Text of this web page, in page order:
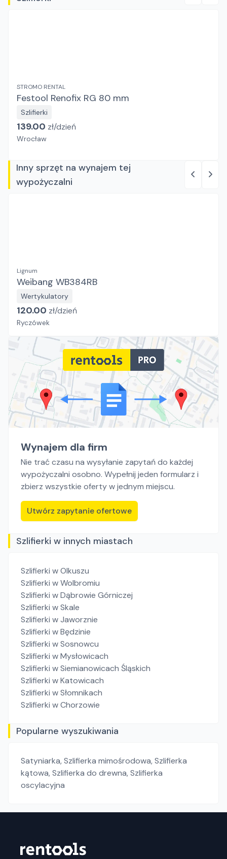
STROMO RENTAL
Festool Renofix RG 80 mm
Szlifierki
139.00 zł/dzień
Wrocław
Inny sprzęt na wynajem tej
wypożyczalni
Lignum
Weibang WB384RB
Wertykulatory
120.00 zł/dzień
Ryczówek
Wynajem dla firm
Nie trać czasu na wysyłanie zapytań do każdej
wypożyczalni osobno. Wypełnij jeden formularz i
zbierz wszystkie oferty w jednym miejscu.
Utwórz zapytanie ofertowe
Szlifierki w innych miastach
Szlifierki w Olkuszu
Szlifierki w Wolbromiu
Szlifierki w Dąbrowie Górniczej
Szlifierki w Skale
Szlifierki w Jaworznie
Szlifierki w Będzinie
Szlifierki w Sosnowcu
Szlifierki w Mysłowicach
Szlifierki w Siemianowicach Śląskich
Szlifierki w Katowicach
Szlifierki w Słomnikach
Szlifierki w Chorzowie
Popularne wyszukiwania
Satyniarka,Szlifierka mimośrodowa,Szlifierka
kątowa,Szlifierka do drewna,Szlifierka
oscylacyjna